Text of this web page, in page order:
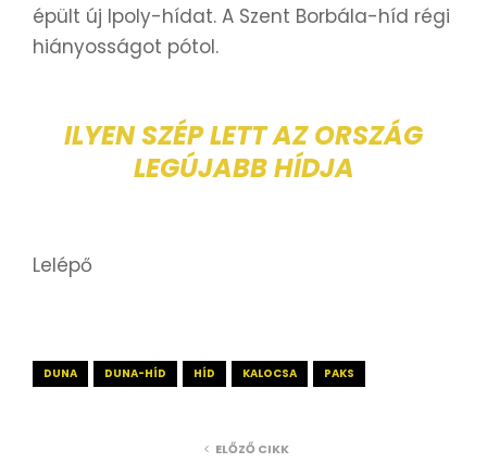
épült új Ipoly-hídat. A Szent Borbála-híd régi
hiányosságot pótol.
ILYEN SZÉP LETT AZ ORSZÁG
LEGÚJABB HÍDJA
Lelépő
DUNA DUNA-HÍD HÍD KALOCSA PAKS
ELŐZŐ CIKK